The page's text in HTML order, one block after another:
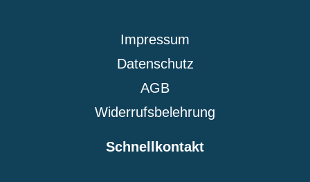
Impressum
Datenschutz
AGB
Widerrufsbelehrung
Schnellkontakt